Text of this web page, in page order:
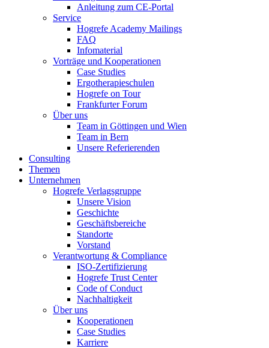
Anleitung zum CE-Portal
Service
Hogrefe Academy Mailings
FAQ
Infomaterial
Vorträge und Kooperationen
Case Studies
Ergotherapieschulen
Hogrefe on Tour
Frankfurter Forum
Über uns
Team in Göttingen und Wien
Team in Bern
Unsere Referierenden
Consulting
Themen
Unternehmen
Hogrefe Verlagsgruppe
Unsere Vision
Geschichte
Geschäftsbereiche
Standorte
Vorstand
Verantwortung & Compliance
ISO-Zertifizierung
Hogrefe Trust Center
Code of Conduct
Nachhaltigkeit
Über uns
Kooperationen
Case Studies
Karriere